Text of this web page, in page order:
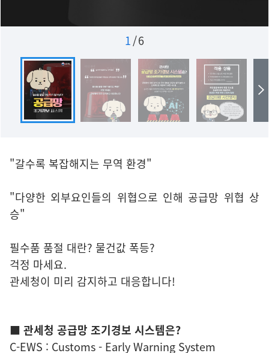
1/6
"갈수록 복잡해지는 무역 환경"
"다양한 외부요인들의 위협으로 인해 공급망 위협 상
승"
필수품 품절 대란? 물건값 폭등?
걱정 마세요.
관세청이 미리 감지하고 대응합니다!
■ 관세청 공급망 조기경보 시스템은?
C-EWS : Customs - Early Warning System